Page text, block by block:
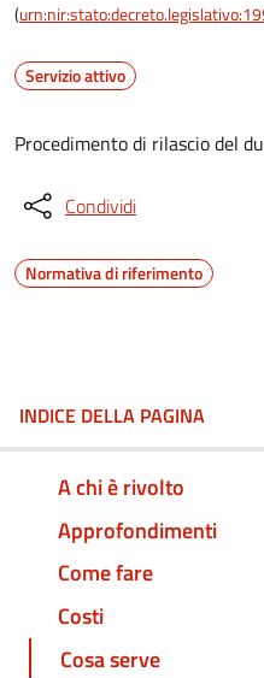
(
Servizio attivo
Procedimento di rilascio del
Condividi
Normativa di riferimento
INDICE DELLA PAGINA
A chi è rivolto
Approfondimenti
Come fare
Costi
Cosa serve